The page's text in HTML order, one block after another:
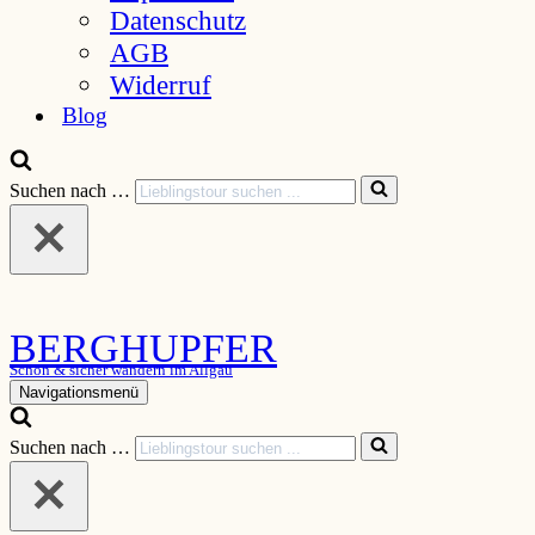
Datenschutz
AGB
Widerruf
Blog
Suchen nach …
BERGHUPFER
Schön & sicher wandern im Allgäu
Navigationsmenü
Suchen nach …